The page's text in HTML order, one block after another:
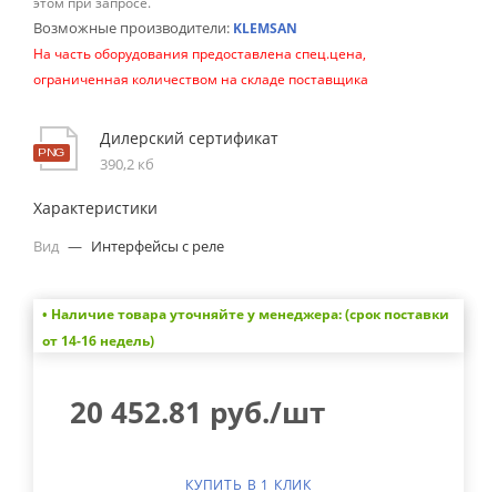
Возможные производители: KLEMSAN
На часть оборудования предоставлена спец.цена,
ограниченная количеством на складе поставщика
Дилерский сертификат
390,2 кб
Характеристики
Вид — Интерфейсы с реле
• Наличие товара уточняйте у менеджера: (срок поставки
от 14-16 недель)
20 452.81 руб./шт
КУПИТЬ В 1 КЛИК